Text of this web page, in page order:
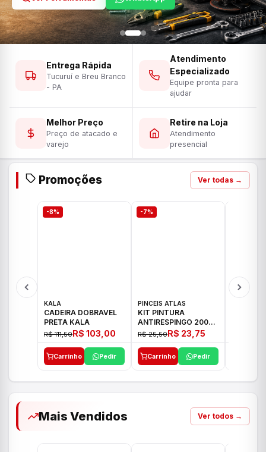
Entrega Rápida
Tucuruí e Breu Branco
- PA
Atendimento
Especializado
Equipe pronta para
ajudar
Melhor Preço
Preço de atacado e
varejo
Retire na Loja
Atendimento
presencial
Promoções Ver todas →
-8%
KALA
CADEIRA DOBRAVEL
PRETA KALA
R$ 111,50R$ 103,00
Carrinho Pedir
-7%
PINCEIS ATLAS
KIT PINTURA
ANTIRESPINGO 2003
ATLAS 03 PCS
R$ 25,50R$ 23,75
Carrinho Pedir
Mais Vendidos Ver todos →